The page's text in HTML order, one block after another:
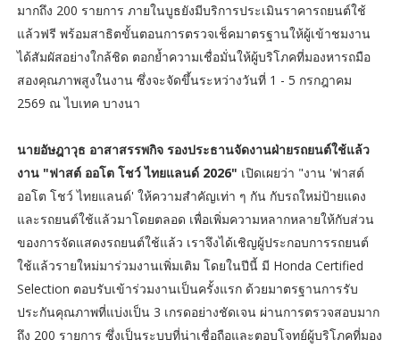
มากถึง 200 รายการ ภายในบูธยังมีบริการประเมินราคารถยนต์ใช้
แล้วฟรี พร้อมสาธิตขั้นตอนการตรวจเช็คมาตรฐานให้ผู้เข้าชมงาน
ได้สัมผัสอย่างใกล้ชิด ตอกย้ำความเชื่อมั่นให้ผู้บริโภคที่มองหารถมือ
สองคุณภาพสูงในงาน ซึ่งจะจัดขึ้นระหว่างวันที่ 1 - 5 กรกฎาคม
2569 ณ ไบเทค บางนา
นายอัษฎาวุธ อาสาสรรพกิจ รองประธานจัดงานฝ่ายรถยนต์ใช้แล้ว
งาน "ฟาสต์ ออโต โชว์ ไทยแลนด์ 2026" เปิดเผยว่า "งาน 'ฟาสต์
ออโต โชว์ ไทยแลนด์' ให้ความสำคัญเท่า ๆ กัน กับรถใหม่ป้ายแดง
และรถยนต์ใช้แล้วมาโดยตลอด เพื่อเพิ่มความหลากหลายให้กับส่วน
ของการจัดแสดงรถยนต์ใช้แล้ว เราจึงได้เชิญผู้ประกอบการรถยนต์
ใช้แล้วรายใหม่มาร่วมงานเพิ่มเติม โดยในปีนี้ มี Honda Certified
Selection ตอบรับเข้าร่วมงานเป็นครั้งแรก ด้วยมาตรฐานการรับ
ประกันคุณภาพที่แบ่งเป็น 3 เกรดอย่างชัดเจน ผ่านการตรวจสอบมาก
ถึง 200 รายการ ซึ่งเป็นระบบที่น่าเชื่อถือและตอบโจทย์ผู้บริโภคที่มอง